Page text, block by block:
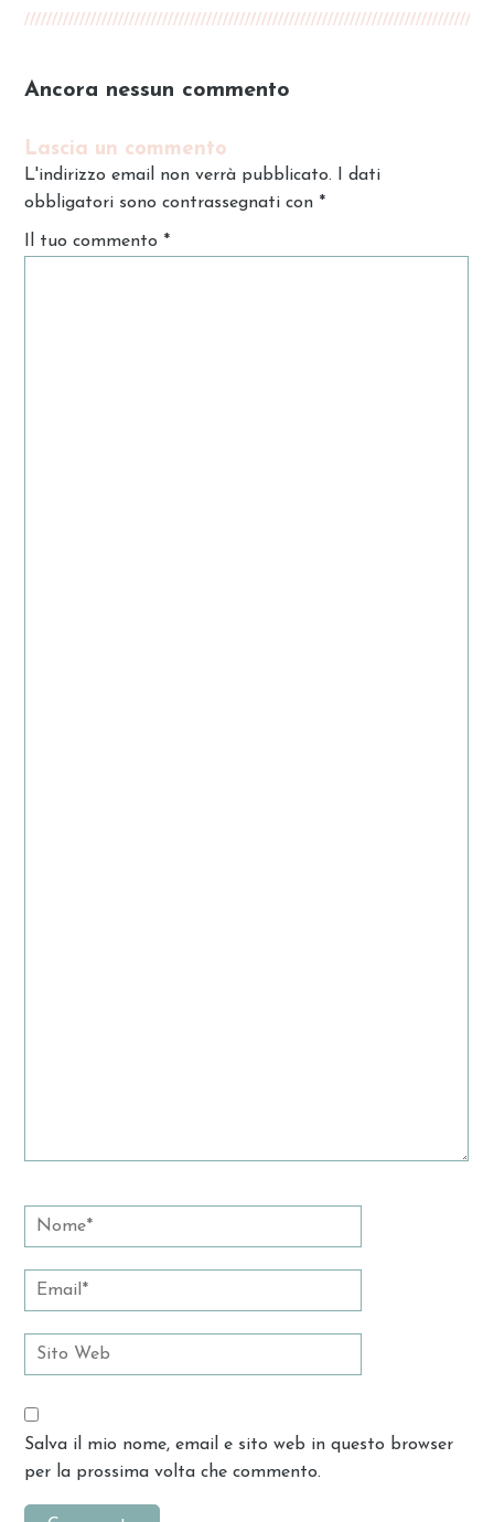
Ancora nessun commento
Lascia un commento
L'indirizzo email non verrà pubblicato. I dati
obbligatori sono contrassegnati con *
Il tuo commento *
Salva il mio nome, email e sito web in questo browser
per la prossima volta che commento.